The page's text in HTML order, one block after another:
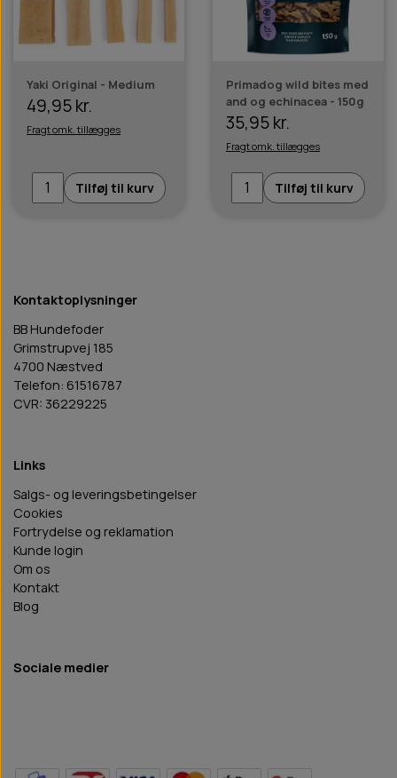
Yaki Original - Medium
49,95 kr.
Fragt omk. tillægges
Tilføj til kurv
Primadog wild bites med
and og echinacea - 150g
35,95 kr.
Fragt omk. tillægges
Tilføj til kurv
Kontaktoplysninger
BB Hundefoder
Grimstrupvej 185
4700 Næstved
Telefon: 61516787
CVR: 36229225
Links
Salgs- og leveringsbetingelser
Cookies
Fortrydelse og reklamation
Kunde login
Om os
Kontakt
Blog
Sociale medier